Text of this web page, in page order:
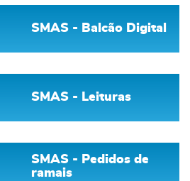
SMAS - Balcão Digital
SMAS - Leituras
SMAS - Pedidos de
ramais